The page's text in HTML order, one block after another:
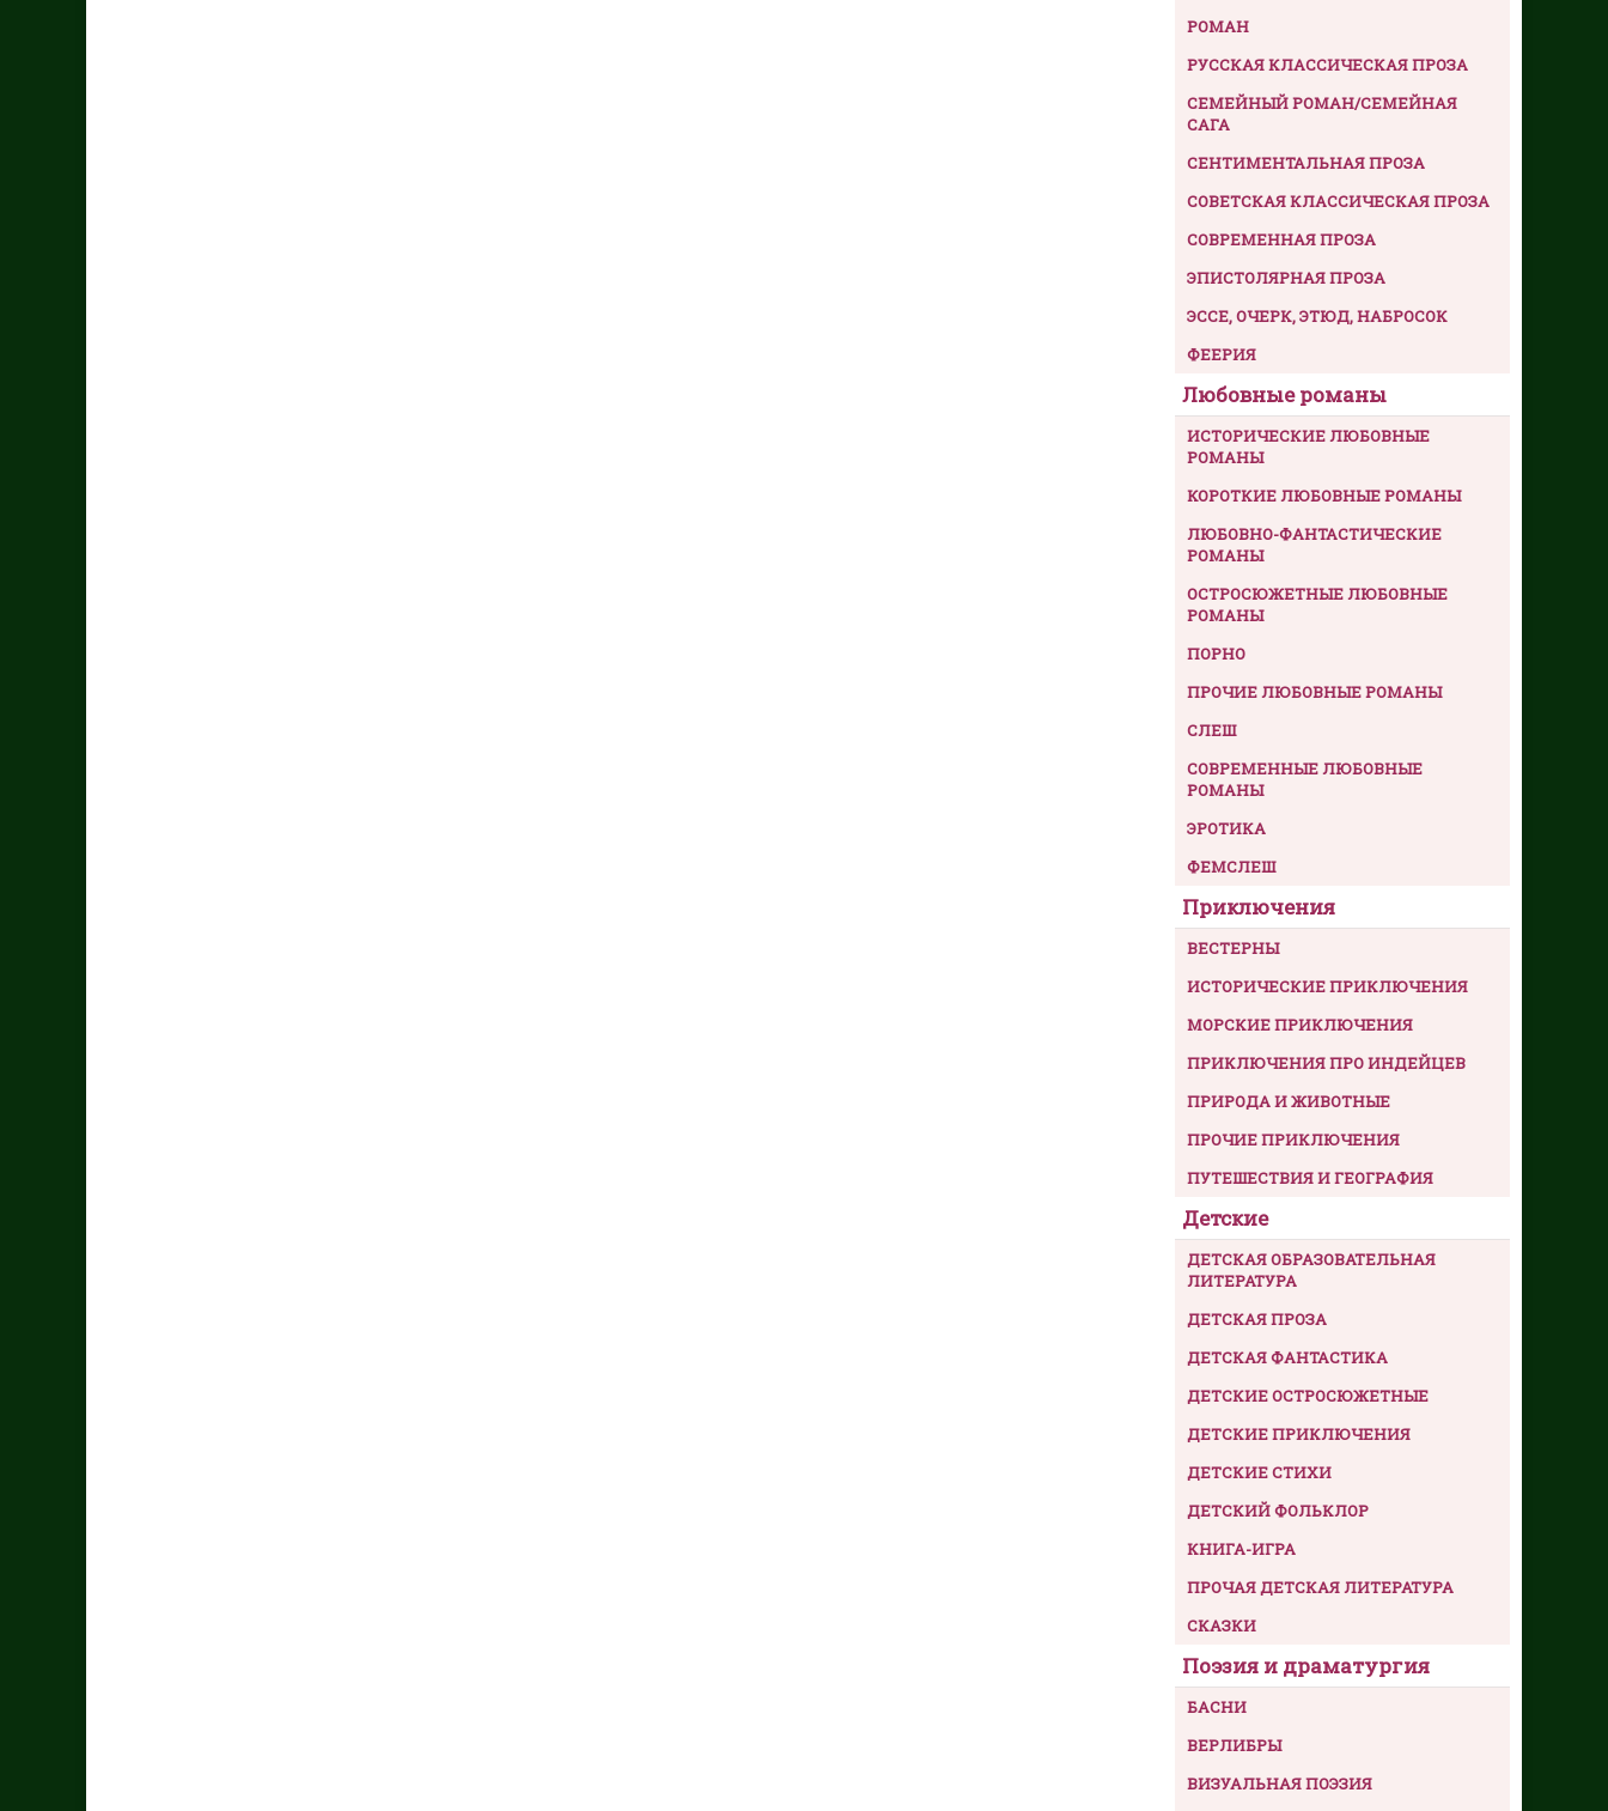
РОМАН
РУССКАЯ КЛАССИЧЕСКАЯ ПРОЗА
СЕМЕЙНЫЙ РОМАН/СЕМЕЙНАЯ
САГА
СЕНТИМЕНТАЛЬНАЯ ПРОЗА
СОВЕТСКАЯ КЛАССИЧЕСКАЯ ПРОЗА
СОВРЕМЕННАЯ ПРОЗА
ЭПИСТОЛЯРНАЯ ПРОЗА
ЭССЕ, ОЧЕРК, ЭТЮД, НАБРОСОК
ФЕЕРИЯ
Любовные романы
ИСТОРИЧЕСКИЕ ЛЮБОВНЫЕ
РОМАНЫ
КОРОТКИЕ ЛЮБОВНЫЕ РОМАНЫ
ЛЮБОВНО-ФАНТАСТИЧЕСКИЕ
РОМАНЫ
ОСТРОСЮЖЕТНЫЕ ЛЮБОВНЫЕ
РОМАНЫ
ПОРНО
ПРОЧИЕ ЛЮБОВНЫЕ РОМАНЫ
СЛЕШ
СОВРЕМЕННЫЕ ЛЮБОВНЫЕ
РОМАНЫ
ЭРОТИКА
ФЕМСЛЕШ
Приключения
ВЕСТЕРНЫ
ИСТОРИЧЕСКИЕ ПРИКЛЮЧЕНИЯ
МОРСКИЕ ПРИКЛЮЧЕНИЯ
ПРИКЛЮЧЕНИЯ ПРО ИНДЕЙЦЕВ
ПРИРОДА И ЖИВОТНЫЕ
ПРОЧИЕ ПРИКЛЮЧЕНИЯ
ПУТЕШЕСТВИЯ И ГЕОГРАФИЯ
Детские
ДЕТСКАЯ ОБРАЗОВАТЕЛЬНАЯ
ЛИТЕРАТУРА
ДЕТСКАЯ ПРОЗА
ДЕТСКАЯ ФАНТАСТИКА
ДЕТСКИЕ ОСТРОСЮЖЕТНЫЕ
ДЕТСКИЕ ПРИКЛЮЧЕНИЯ
ДЕТСКИЕ СТИХИ
ДЕТСКИЙ ФОЛЬКЛОР
КНИГА-ИГРА
ПРОЧАЯ ДЕТСКАЯ ЛИТЕРАТУРА
СКАЗКИ
Поэзия и драматургия
БАСНИ
ВЕРЛИБРЫ
ВИЗУАЛЬНАЯ ПОЭЗИЯ